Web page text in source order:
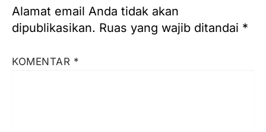
Alamat email Anda tidak akan
dipublikasikan. Ruas yang wajib ditandai *
KOMENTAR *